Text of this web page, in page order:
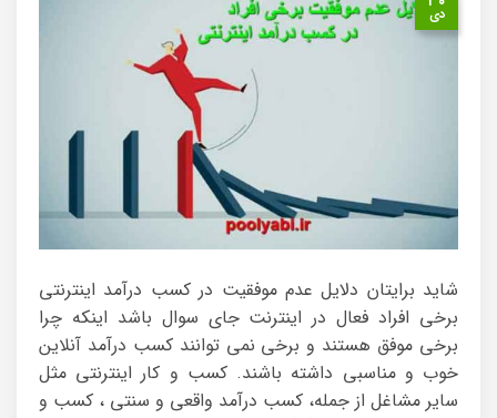
دی
شاید برایتان دلایل عدم موفقیت در کسب درآمد اینترنتی
برخی افراد فعال در اینترنت جای سوال باشد اینکه چرا
برخی موفق هستند و برخی نمی توانند کسب درآمد آنلاین
خوب و مناسبی داشته باشند. کسب و کار اینترنتی مثل
سایر مشاغل از جمله، کسب درآمد واقعی و سنتی ، کسب و